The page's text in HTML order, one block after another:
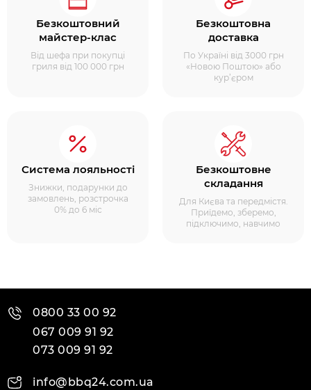
Безкоштовний
майстер-клас
Від шефа при покупці
гриля від 100 000 грн
Безкоштовна
доставка
По Україні від 3000 грн
«Новою Поштою» або
кур’єром
Система лояльності
Знижки, подарунки до
замовлень, розстрочка
0% до 6 міс
Безкоштовне
складання
Для Києва та передмістя.
Приїдемо, зберемо,
підключимо, навчимо
0800 33 00 92
067 009 91 92
073 009 91 92
info@bbq24.com.ua